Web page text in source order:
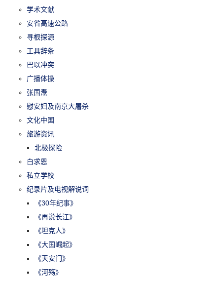
学术文献
安省高速公路
寻根探源
工具辞条
巴以冲突
广播体操
张国焘
慰安妇及南京大屠杀
文化中国
旅游资讯
北极探险
白求恩
私立学校
纪录片及电视解说词
《30年纪事》
《再说长江》
《坦克人》
《大国崛起》
《天安门》
《河殇》